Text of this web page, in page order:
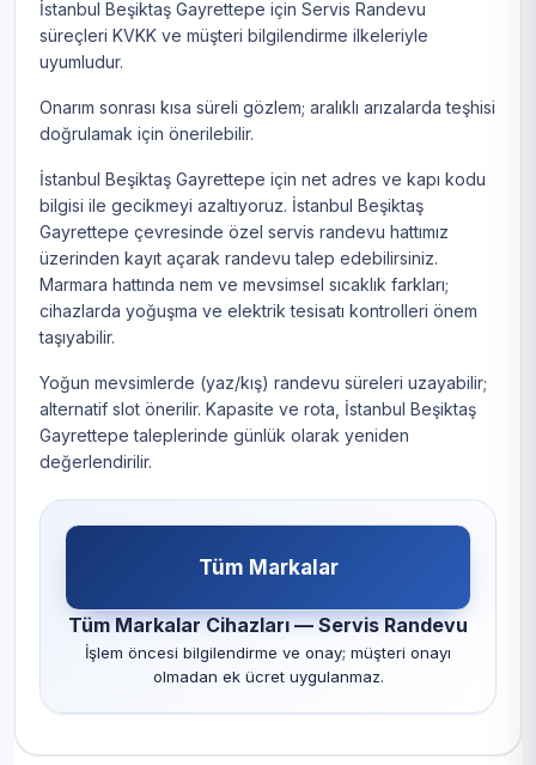
İstanbul Beşiktaş Gayrettepe için Servis Randevu
süreçleri KVKK ve müşteri bilgilendirme ilkeleriyle
uyumludur.
Onarım sonrası kısa süreli gözlem; aralıklı arızalarda teşhisi
doğrulamak için önerilebilir.
İstanbul Beşiktaş Gayrettepe için net adres ve kapı kodu
bilgisi ile gecikmeyi azaltıyoruz. İstanbul Beşiktaş
Gayrettepe çevresinde özel servis randevu hattımız
üzerinden kayıt açarak randevu talep edebilirsiniz.
Marmara hattında nem ve mevsimsel sıcaklık farkları;
cihazlarda yoğuşma ve elektrik tesisatı kontrolleri önem
taşıyabilir.
Yoğun mevsimlerde (yaz/kış) randevu süreleri uzayabilir;
alternatif slot önerilir. Kapasite ve rota, İstanbul Beşiktaş
Gayrettepe taleplerinde günlük olarak yeniden
değerlendirilir.
Tüm Markalar
Tüm Markalar Cihazları — Servis Randevu
İşlem öncesi bilgilendirme ve onay; müşteri onayı
olmadan ek ücret uygulanmaz.